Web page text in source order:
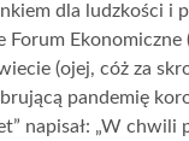
dla ludzkości i
(ojej, cóż za
pandemię
napisał: „W